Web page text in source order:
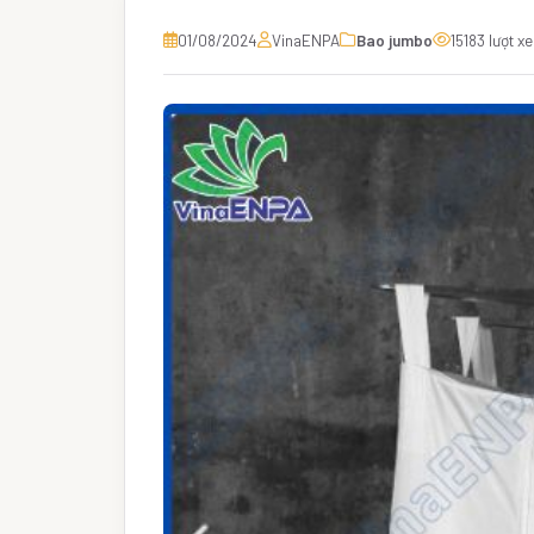
01/08/2024 VinaENPA Bao jumbo 15183 lượt